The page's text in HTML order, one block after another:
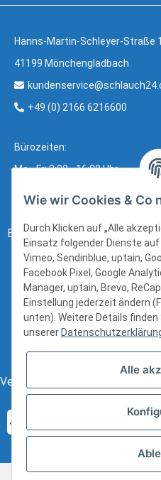
Hanns-Martin-Schleyer-Straße
41199 Mönchengladbach
+49 (0) 2166 6216600
Bürozeiten:
Mo - Fr: 8:00 - 16:00 Uhr
Bezahlung:
Versand:
* Alle Preise inkl.
Wie wir Cookies & Co
Durch Klicken auf „Alle
Einsatz folgender Dienste
Vimeo, Sendinblue, uptain,
Facebook Pixel, Google
Manager, uptain, Brevo,
Einstellung jederzeit ändern
unten). Weitere Details finden
unserer
Alle